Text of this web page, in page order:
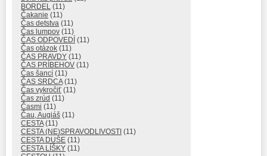
BORDEL (11)
Čakanie (11)
Čas detstva (11)
Čas lumpov (11)
ČAS ODPOVEDÍ (11)
Čas otázok (11)
ČAS PRAVDY (11)
ČAS PRÍBEHOV (11)
Čas šancí (11)
ČAS SRDCA(11)
Čas vykročiť (11)
Čas zrúd (11)
Časmi (11)
Čau, Augiáš (11)
CESTA(11)
CESTA (NE)SPRAVODLIVOSTI (11)
CESTA DUŠE (11)
CESTA LÍŠKY (11)